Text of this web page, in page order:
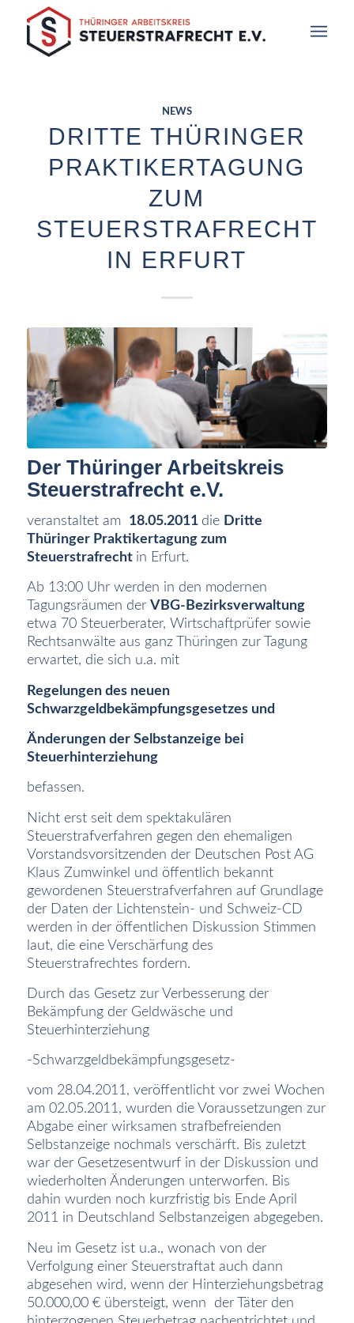
NEWS
DRITTE THÜRINGER
PRAKTIKERTAGUNG
ZUM
STEUERSTRAFRECHT
IN ERFURT
Der Thüringer Arbeitskreis
Steuerstrafrecht e.V.
veranstaltet am 18.05.2011 die Dritte
Thüringer Praktikertagung zum
Steuerstrafrecht in Erfurt.
Ab 13:00 Uhr werden in den modernen
Tagungsräumen der VBG-Bezirksverwaltung
etwa 70 Steuerberater, Wirtschaftprüfer sowie
Rechtsanwälte aus ganz Thüringen zur Tagung
erwartet, die sich u.a. mit
Regelungen des neuen
Schwarzgeldbekämpfungsgesetzes und
Änderungen der Selbstanzeige bei
Steuerhinterziehung
befassen.
Nicht erst seit dem spektakulären
Steuerstrafverfahren gegen den ehemaligen
Vorstandsvorsitzenden der Deutschen Post AG
Klaus Zumwinkel und öffentlich bekannt
gewordenen Steuerstrafverfahren auf Grundlage
der Daten der Lichtenstein- und Schweiz-CD
werden in der öffentlichen Diskussion Stimmen
laut, die eine Verschärfung des
Steuerstrafrechtes fordern.
Durch das Gesetz zur Verbesserung der
Bekämpfung der Geldwäsche und
Steuerhinterziehung
-Schwarzgeldbekämpfungsgesetz-
vom 28.04.2011, veröffentlicht vor zwei Wochen
am 02.05.2011, wurden die Voraussetzungen zur
Abgabe einer wirksamen strafbefreienden
Selbstanzeige nochmals verschärft. Bis zuletzt
war der Gesetzesentwurf in der Diskussion und
wiederholten Änderungen unterworfen. Bis
dahin wurden noch kurzfristig bis Ende April
2011 in Deutschland Selbstanzeigen abgegeben.
Neu im Gesetz ist u.a., wonach von der
Verfolgung einer Steuerstraftat auch dann
abgesehen wird, wenn der Hinterziehungsbetrag
50.000,00 € übersteigt, wenn
der Täter den